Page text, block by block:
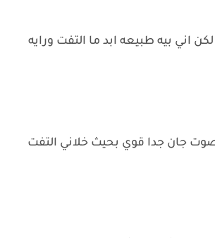
بيه طبيعه ابد ما التفت ورايه
جان جدا قوي بحيث خلاني التفت